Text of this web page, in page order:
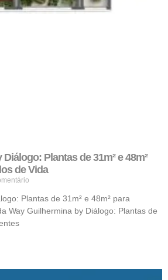
Plantas de 31m² e 48m²
de Vida
Plantas de 31m² e 48m² para
Way Guilhermina by Diálogo: Plantas de